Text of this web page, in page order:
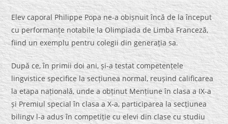
Elev caporal Philippe Popa ne-a obișnuit încă de la început
cu performanțe notabile la Olimpiada de Limba Franceză,
fiind un exemplu pentru colegii din generația sa.
După ce, în primii doi ani, și-a testat competențele
lingvistice specifice la secțiunea normal, reușind calificarea
la etapa națională, unde a obținut Mențiune în clasa a IX-a
și Premiul special în clasa a X-a, participarea la secțiunea
bilingv l-a adus în competiție cu elevi din clase cu studiu